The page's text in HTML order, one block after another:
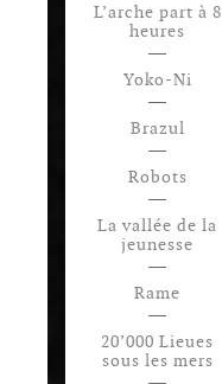
L’arche part à 8
heures
Yoko-Ni
Brazul
Robots
La vallée de la
jeunesse
Rame
20’000 Lieues
sous les mers